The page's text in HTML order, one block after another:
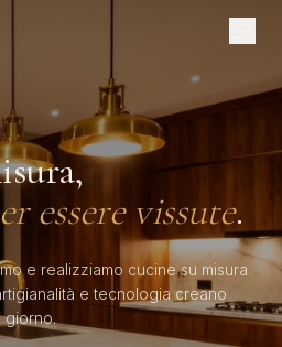
essere vissute.
e realizziamo cucine su misura
e tecnologia creano
giorno.